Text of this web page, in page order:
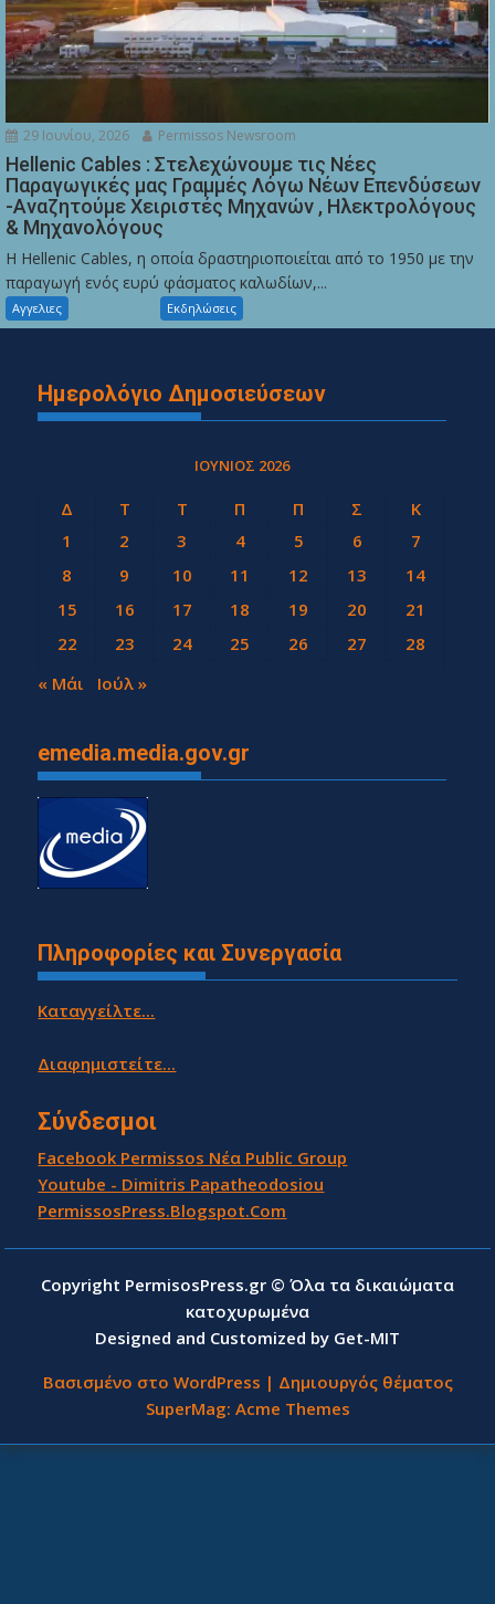
29 Ιουνίου, 2026 Permissos Newsroom
Hellenic Cables : Στελεχώνουμε τις Νέες
Παραγωγικές μας Γραμμές Λόγω Νέων Επενδύσεων
-Αναζητούμε Χειριστές Μηχανών , Ηλεκτρολόγους
& Μηχανολόγους
Η Hellenic Cables, η οποία δραστηριοποιείται από το 1950 με την
παραγωγή ενός ευρύ φάσματος καλωδίων,...
Αγγελιες Εκδηλώσεις
Ημερολόγιο Δημοσιεύσεων
ΙΟΎΝΙΟΣ 2026
Δ Τ Τ Π Π Σ
Κ
1
2 3 4 5 6
7
8
9 10 11 12 13
14
15
16 17 18 19 20
21
22
23 24 25 26 27
28
29
30
« Μάι Ιούλ »
emedia.media.gov.gr
Πληροφορίες και Συνεργασία
Καταγγείλτε...
Διαφημιστείτε...
Σύνδεσμοι
Facebook Permissos Νέα Public Group
Youtube - Dimitris Papatheodosiou
PermissosPress.Blogspot.Com
Copyright PermisosPress.gr © Όλα τα δικαιώματα
κατοχυρωμένα
Designed and Customized by Get-MIT
Βασισμένο στο WordPress | Δημιουργός θέματος
SuperMag: Acme Themes